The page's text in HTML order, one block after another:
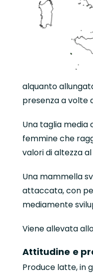
alquanto
presenza a volte
Una taglia media
femmine che
valori di altezza
Una mammella
attaccata, con
mediamente
Viene allevata
Attitudine e
Produce latte, in